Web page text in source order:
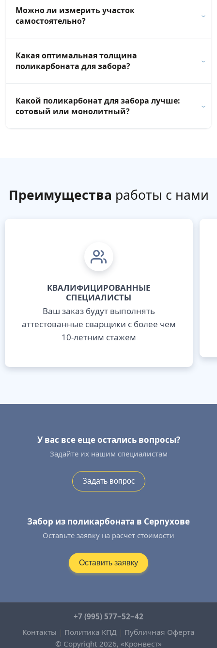
Можно ли измерить участок
самостоятельно?
Какая оптимальная толщина
поликарбоната для забора?
Какой поликарбонат для забора лучше:
сотовый или монолитный?
Преимущества работы с нами
КВАЛИФИЦИРОВАННЫЕ
СПЕЦИАЛИСТЫ
Ваш заказ будут выполнять
аттестованные сварщики с более чем
10-летним стажем
У вас все еще остались вопросы?
Задайте их нашим специалистам
Задать вопрос
Забор из поликарбоната в Серпухове
Оставьте заявку на расчет стоимости
Оставить заявку
© Copyright 2026, «Кронвест»
+7 (995) 577−52−42
Контакты
Политика КПД Публичная Оферта